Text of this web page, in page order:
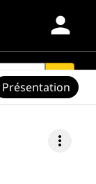
person
search
more_vert
Présentation